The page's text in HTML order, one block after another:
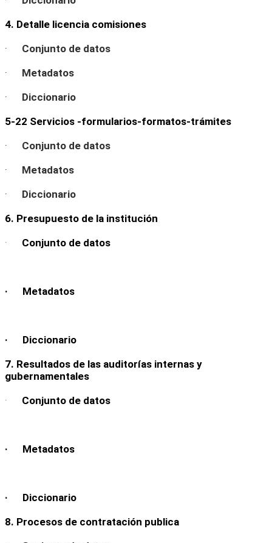
4. Detalle licencia comisiones
· Conjunto de datos
· Metadatos
· Diccionario
5-22 Servicios -formularios-formatos-trámites
· Conjunto de datos
· Metadatos
· Diccionario
6. Presupuesto de la institución
· Conjunto de datos
· Metadatos
· Diccionario
7. Resultados de las auditorías internas y
gubernamentales
· Conjunto de datos
· Metadatos
· Diccionario
8. Procesos de contratación publica